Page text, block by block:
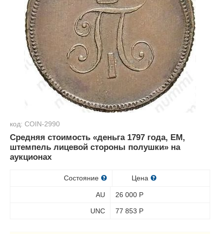
код: COIN-2990
Средняя стоимость «деньга 1797 года, ЕМ,
штемпель лицевой стороны полушки» на
аукционах
Состояние Цена
AU 26 000 Р
UNC 77 853 Р